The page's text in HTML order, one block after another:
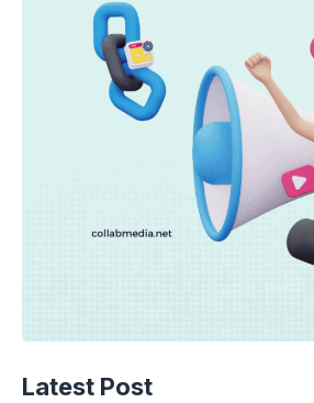
Latest Post